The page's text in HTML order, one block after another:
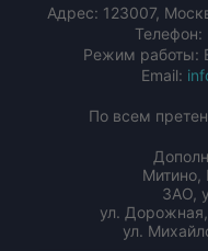
Адрес: 123007,
Телефон:
Режим работы:
Email:
По всем
Митино,
ЗАО,
ул.
ул.